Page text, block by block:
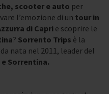
scooter e auto per
l’emozione di un tour in
di Capri e scoprire le
? Sorrento Trips è la
nata nel 2011, leader del
Sorrentina.